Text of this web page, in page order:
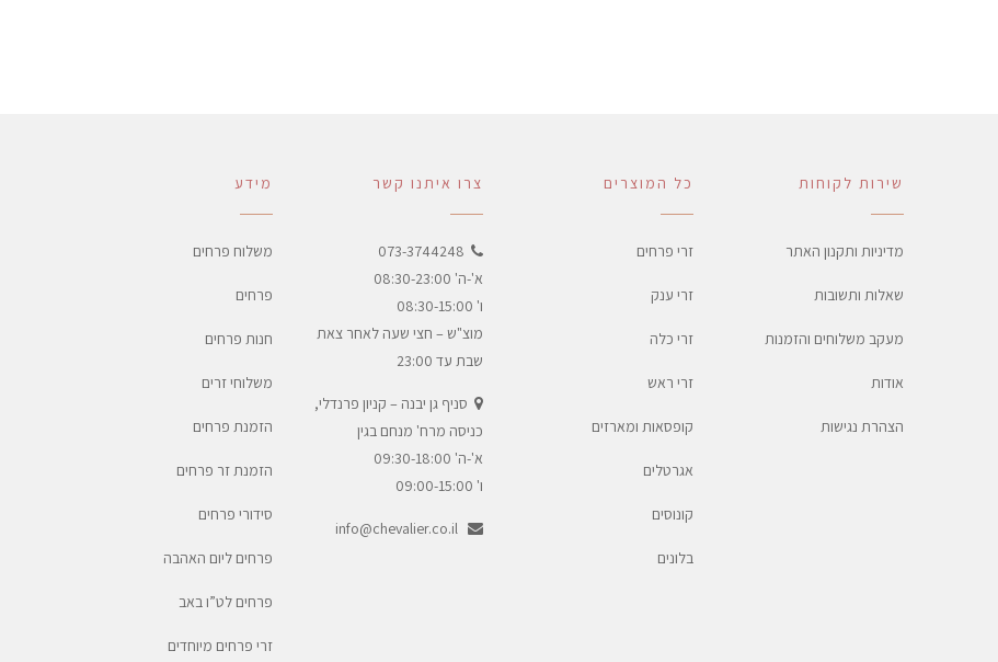
מידע
משלוח פרחים
פרחים
חנות פרחים
משלוחי זרים
הזמנת פרחים
הזמנת זר פרחים
סידורי פרחים
פרחים ליום האהבה
פרחים לט”ו באב
זרי פרחים מיוחדים
צרו איתנו קשר
073-3744248
א'-ה' 08:30-23:00
ו' 08:30-15:00
מוצ"ש – חצי שעה לאחר צאת
שבת עד 23:00
סניף גן יבנה – קניון פרנדלי,
כניסה מרח' מנחם בגין
א'-ה' 09:30-18:00
ו' 09:00-15:00
info@chevalier.co.il
כל המוצרים
זרי פרחים
זרי ענק
זרי כלה
זרי ראש
קופסאות ומארזים
אגרטלים
קונוסים
בלונים
שירות לקוחות
מדיניות ותקנון האתר
שאלות ותשובות
מעקב משלוחים והזמנות
אודות
הצהרת נגישות